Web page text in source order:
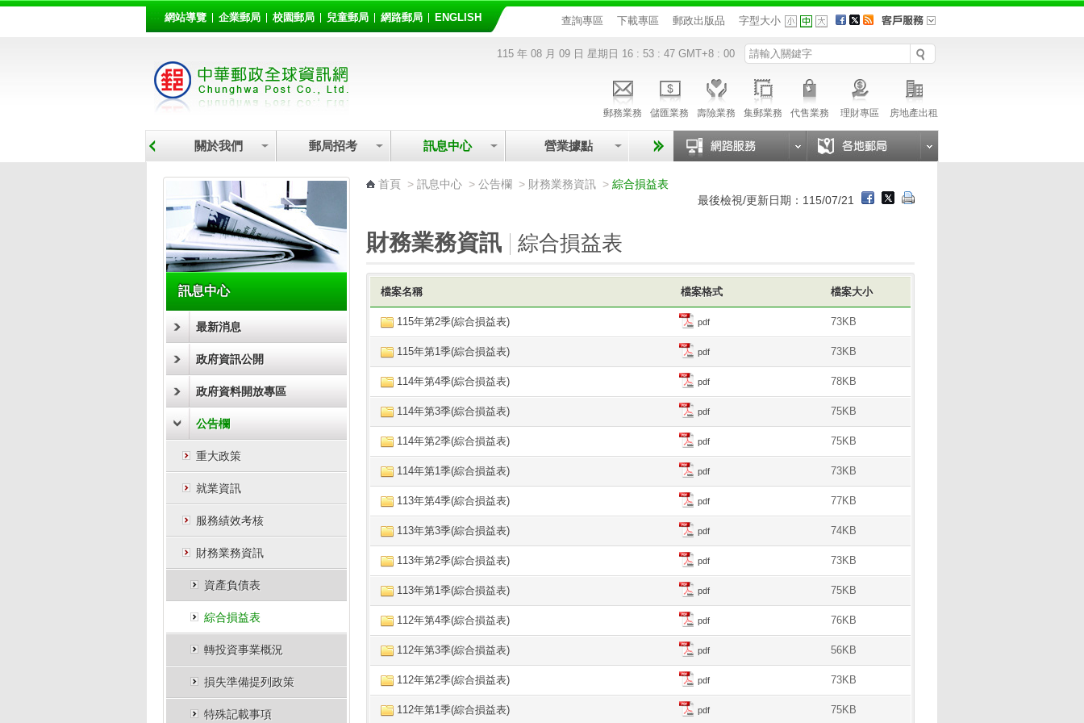
網站導覽 企業郵局 校園郵局 兒童郵局 網路郵局 ENGLISH 查詢專區 下載專區 郵政出版品 字型大小
115 年 08 月 09 日 星期日 16 : 53 : 47 GMT+8 : 00
郵務業務 儲匯業務 壽險業務 集郵業務 代售業務 理財專區 房地產出租
關於我們 郵局招考 訊息中心
營業據點
訊息中心
最新消息
政府資訊公開
政府資料開放專區
公告欄
重大政策
就業資訊
服務績效考核
財務業務資訊
資產負債表
綜合損益表
轉投資事業概況
損失準備提列政策
特殊記載事項
首頁 > 訊息中心 > 公告欄 > 財務業務資訊 > 綜合損益表
最後檢視/更新日期：115/07/21
財務業務資訊 綜合損益表
檔案名稱 檔案格式 檔案大小
115年第2季(綜合損益表) pdf 73KB
115年第1季(綜合損益表) pdf 73KB
114年第4季(綜合損益表) pdf 78KB
114年第3季(綜合損益表) pdf 75KB
114年第2季(綜合損益表) pdf 75KB
114年第1季(綜合損益表) pdf 73KB
113年第4季(綜合損益表) pdf 77KB
113年第3季(綜合損益表) pdf 74KB
113年第2季(綜合損益表) pdf 73KB
113年第1季(綜合損益表) pdf 75KB
112年第4季(綜合損益表) pdf 76KB
112年第3季(綜合損益表) pdf 56KB
112年第2季(綜合損益表) pdf 73KB
112年第1季(綜合損益表) pdf 75KB